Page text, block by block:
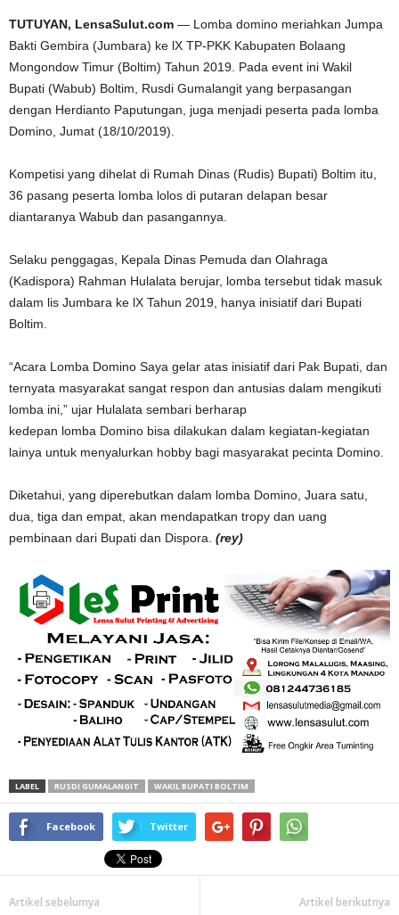
TUTUYAN, LensaSulut.com — Lomba domino meriahkan Jumpa
Bakti Gembira (Jumbara) ke lX TP-PKK Kabupaten Bolaang
Mongondow Timur (Boltim) Tahun 2019. Pada event ini Wakil
Bupati (Wabub) Boltim, Rusdi Gumalangit yang berpasangan
dengan Herdianto Paputungan, juga menjadi peserta pada lomba
Domino, Jumat (18/10/2019).
Kompetisi yang dihelat di Rumah Dinas (Rudis) Bupati) Boltim itu,
36 pasang peserta lomba lolos di putaran delapan besar
diantaranya Wabub dan pasangannya.
Selaku penggagas, Kepala Dinas Pemuda dan Olahraga
(Kadispora) Rahman Hulalata berujar, lomba tersebut tidak masuk
dalam lis Jumbara ke lX Tahun 2019, hanya inisiatif dari Bupati
Boltim.
“Acara Lomba Domino Saya gelar atas inisiatif dari Pak Bupati, dan
ternyata masyarakat sangat respon dan antusias dalam mengikuti
lomba ini,” ujar Hulalata sembari berharap
kedepan lomba Domino bisa dilakukan dalam kegiatan-kegiatan
lainya untuk menyalurkan hobby bagi masyarakat pecinta Domino.
Diketahui, yang diperebutkan dalam lomba Domino, Juara satu,
dua, tiga dan empat, akan mendapatkan tropy dan uang
pembinaan dari Bupati dan Dispora. (rey)
LABEL RUSDI GUMALANGIT WAKIL BUPATI BOLTIM
Facebook Twitter
Artikel sebelumya Artikel berikutnya